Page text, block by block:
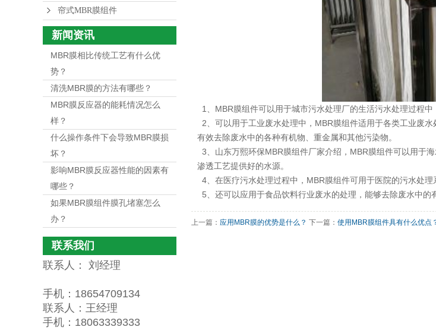
帘式MBR膜组件
新闻资讯
MBR膜相比传统工艺有什么优
势？
清洗MBR膜的方法有哪些？
MBR膜反应器的能耗情况怎么
样？
什么操作条件下会导致MBR膜损
坏？
影响MBR膜反应器性能的因素有
哪些？
如果MBR膜组件膜孔堵塞怎么
办？
联系我们
联系人： 刘经理
手机：18654709134
联系人：王经理
手机：18063339333
1、MBR膜组件可以用于城市污水处理厂的生活污水处理过程
2、可以用于工业废水处理中，MBR膜组件适用于各类工业废
有效去除废水中的各种有机物、重金属和其他污染物。
3、山东万熙环保MBR膜组件厂家介绍，MBR膜组件可以用于
渗透工艺提供好的水源。
4、在医疗污水处理过程中，MBR膜组件可用于医院的污水处
5、还可以应用于食品饮料行业废水的处理，能够去除废水中的
上一篇： 应用MBR膜的优势是什么？ 下一篇： 使用MBR膜组件具有什么优点